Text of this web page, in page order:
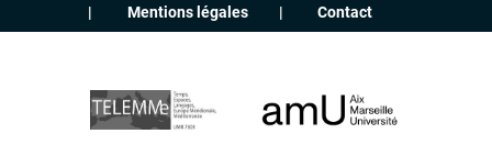
Mentions légales
Contact